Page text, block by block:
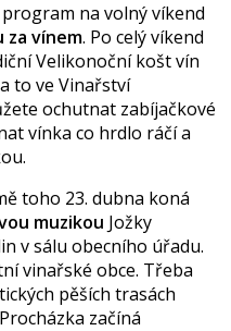
na volný víkend
za vínem. Po celý víkend
Velikonoční košt vín
to ve Vinařství
ochutnat zabíjačkové
vínka co hrdlo ráčí a
toho 23. dubna koná
muzikou Jožky
v sálu obecního úřadu.
vinařské obce. Třeba
pěších trasách
začíná